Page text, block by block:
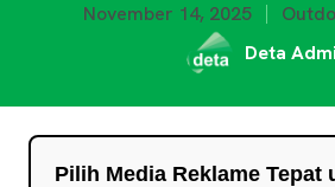
November 14, 2025
Deta
Pilih Media Reklame Tepat